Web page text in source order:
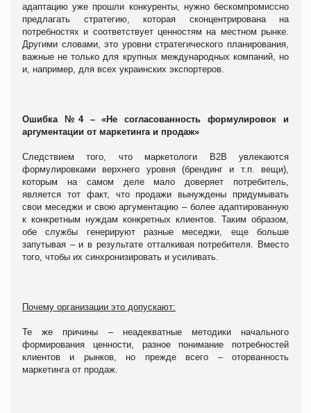
адаптацию уже прошли конкуренты, нужно бескомпромиссно
предлагать стратегию, которая сконцентрирована на
потребностях и соответствует ценностям на местном рынке.
Другими словами, это уровни стратегического планирования,
важные не только для крупных международных компаний, но
и, например, для всех украинских экспортеров.
Ошибка №4 – «Не согласованность формулировок и
аргументации от маркетинга и продаж»
Следствием того, что маркетологи В2В увлекаются
формулировками верхнего уровня (брендинг и т.п. вещи),
которым на самом деле мало доверяет потребитель,
является тот факт, что продажи вынуждены придумывать
свои меседжи и свою аргументацию – более адаптированную
к конкретным нуждам конкретных клиентов. Таким образом,
обе службы генерируют разные меседжи, еще больше
запутывая – и в результате отталкивая потребителя. Вместо
того, чтобы их синхронизировать и усиливать.
Почему организации это допускают:
Те же причины – неадекватные методики начального
формирования ценности, разное понимание потребностей
клиентов и рынков, но прежде всего – оторванность
маркетинга от продаж.